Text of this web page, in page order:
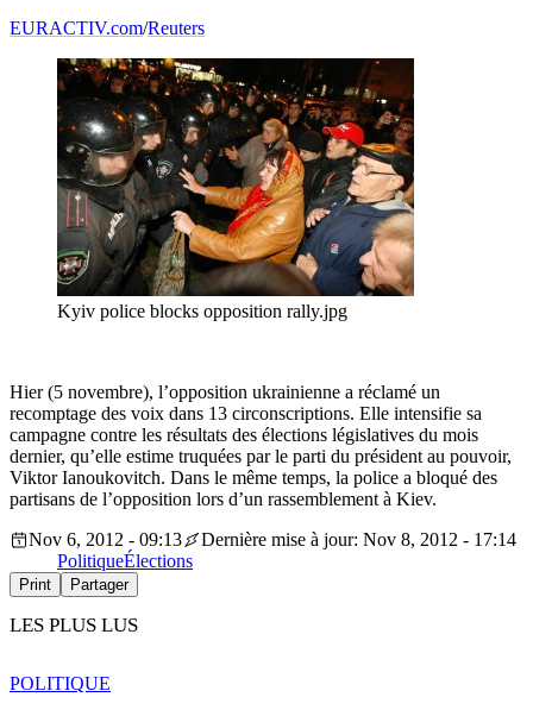
EURACTIV.com/Reuters
Kyiv police blocks opposition rally.jpg
Hier (5 novembre), l’opposition ukrainienne a réclamé un
recomptage des voix dans 13 circonscriptions. Elle intensifie sa
campagne contre les résultats des élections législatives du mois
dernier, qu’elle estime truquées par le parti du président au pouvoir,
Viktor Ianoukovitch. Dans le même temps, la police a bloqué des
partisans de l’opposition lors d’un rassemblement à Kiev.
Nov 6, 2012 - 09:13
Dernière mise à jour: Nov 8, 2012 - 17:14
PolitiqueÉlections
Print Partager
LES PLUS LUS
POLITIQUE